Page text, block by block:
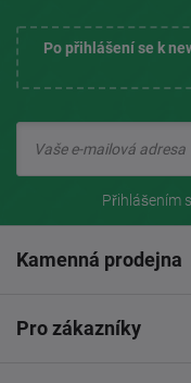
Po přihlášení se k
Přihlášením
Kamenná prodejna
Pro zákazníky